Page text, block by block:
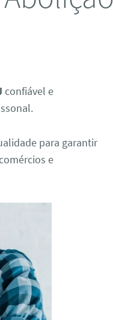
confiável e
para garantir
e